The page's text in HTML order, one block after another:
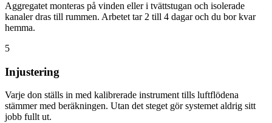
Aggregatet monteras på vinden eller i tvättstugan och isolerade
kanaler dras till rummen. Arbetet tar 2 till 4 dagar och du bor kvar
hemma.
5
Injustering
Varje don ställs in med kalibrerade instrument tills luftflödena
stämmer med beräkningen. Utan det steget gör systemet aldrig sitt
jobb fullt ut.